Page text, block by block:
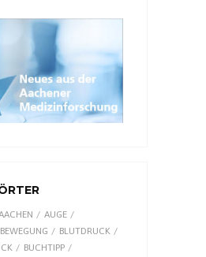
AUGE
BEWEGUNG
BLUTDRUCK
BUCHTIPP